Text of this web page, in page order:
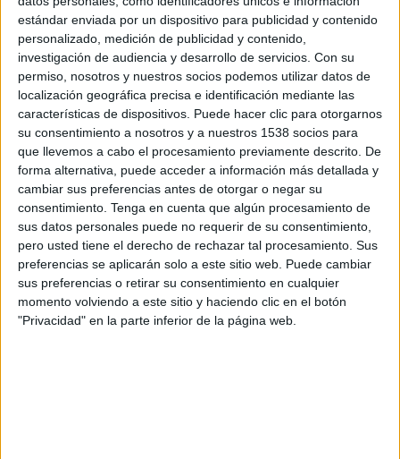
estándar enviada por un dispositivo para publicidad y contenido
personalizado, medición de publicidad y contenido,
investigación de audiencia y desarrollo de servicios. Con su
permiso, nosotros y nuestros socios podemos utilizar datos de
localización geográfica precisa e identificación mediante las
características de dispositivos. Puede hacer clic para otorgarnos
su consentimiento a nosotros y a nuestros 1538 socios para
que llevemos a cabo el procesamiento previamente descrito. De
forma alternativa, puede acceder a información más detallada y
cambiar sus preferencias antes de otorgar o negar su
consentimiento. Tenga en cuenta que algún procesamiento de
sus datos personales puede no requerir de su consentimiento,
pero usted tiene el derecho de rechazar tal procesamiento. Sus
preferencias se aplicarán solo a este sitio web. Puede cambiar
sus preferencias o retirar su consentimiento en cualquier
momento volviendo a este sitio y haciendo clic en el botón
"Privacidad" en la parte inferior de la página web.
Públiques de Catalunya, se reconocen aquellas acciones de comunicación
realizadas en Catalunya en el último año que han tenido un gran impacto
mediático en la sociedad catalana. De entre todas las campañas presentadas, 7
optaban a los Premios Impacto: Banc dels aliments, Casa Tarradellas, Roca,
Campofrio, Mobile World Congress 2015, Estrella Damm y Barcelona Inspira. Y
finalmente, El Banco de los alimentos con “el gran recapte”, Casa Tarradellas con
“Momentos Pizza Casa Tarradellas y por último, el Ajuntament de Barcelona por
su campaña Barcelona Inspira son los galardonados de los Premios Impacto 2015,
si bien el orden que reciba cada uno (primero, segundo, tercero) se dará a
conocer el próximo 22 de julio en el marco de la “Festa de l’Estiu”. Convocada
por el Col•legi de Publicitaris i Relacions Públiques de Catalunya, tendrá lugar en
la Antigua Fábrica Estrella Damm de Barcelona.
IMPRIMIR